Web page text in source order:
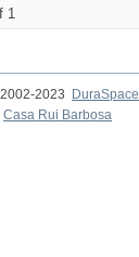
1
2023
DuraSpace
Casa Rui Barbosa